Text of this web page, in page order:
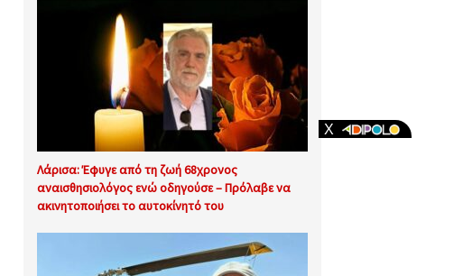
Λάρισα: Έφυγε από τη ζωή 68χρονος
αναισθησιολόγος ενώ οδηγούσε – Πρόλαβε να
ακινητοποιήσει το αυτοκίνητό του